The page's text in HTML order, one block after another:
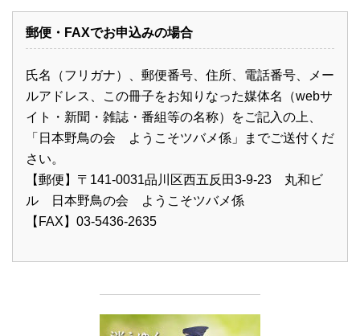
郵便・FAXでお申込みの場合
氏名（フリガナ）、郵便番号、住所、電話番号、メー
ルアドレス、この冊子をお知りなった媒体名（webサ
イト・新聞・雑誌・番組等の名称）をご記入の上、
「日本野鳥の会 ようこそツバメ係」までご送付くだ
さい。
【郵便】〒141-0031品川区西五反田3-9-23 丸和ビ
ル 日本野鳥の会 ようこそツバメ係
【FAX】03-5436-2635